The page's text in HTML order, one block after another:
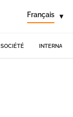
Français ▾
SOCIÉTÉ